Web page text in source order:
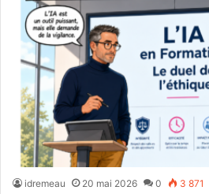
idremeau 20 mai 2026 0 3 871